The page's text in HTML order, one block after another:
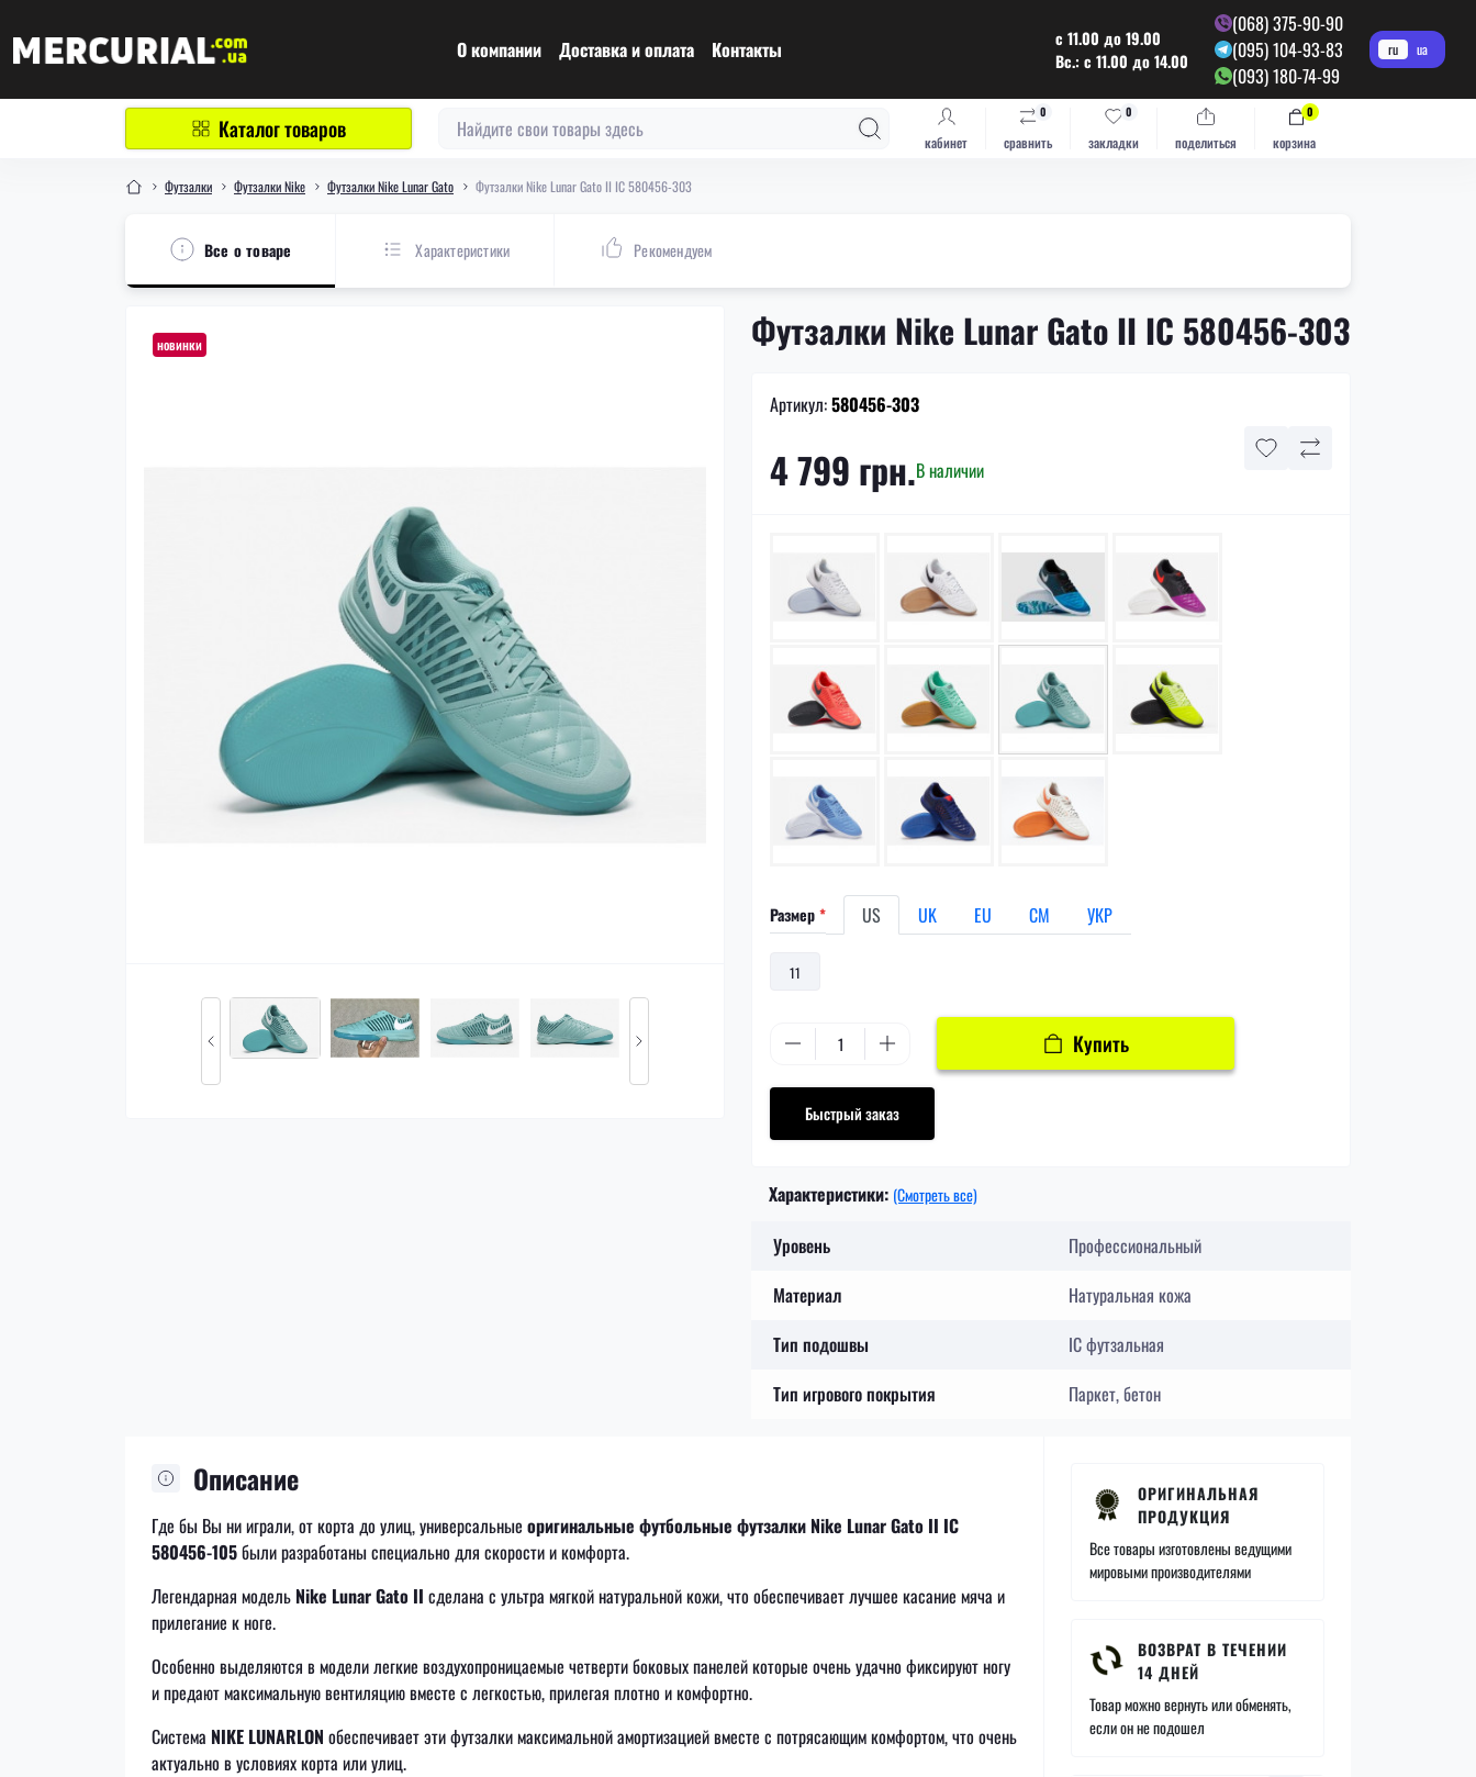
О компании Доставка и оплата Контакты
с 11.00 до 19.00
Вс.: с 11.00 до 14.00
(068) 375-90-90
(095) 104-93-83
(093) 180-74-99
ru ua
Каталог товаров кабинет сравнить
0
закладки
0
поделиться корзина
0
Футзалки Футзалки Nike Футзалки Nike Lunar Gato Футзалки Nike Lunar Gato II IC 580456-303
Все о товаре Характеристики Рекомендуем
новинки Футзалки Nike Lunar Gato II IC 580456-303
Артикул:580456-303
4 799 грн.В наличии
Размер* US UK EU СМ УКР
11
Купить
Быстрый заказ
Характеристики: (Смотреть все)
Уровень
Профессиональный
Материал
Натуральная кожа
Тип подошвы
IC футзальная
Тип игрового покрытия
Паркет, бетон
Описание
Где бы Вы ни играли, от корта до улиц, универсальные оригинальные футбольные футзалки Nike Lunar Gato II IC
580456-105были разработаны специально для скорости и комфорта.
Легендарная модель Nike Lunar Gato II сделана с ультра мягкой натуральной кожи, что обеспечивает лучшее касание мяча и
прилегание к ноге.
Особенно выделяются в модели легкие воздухопроницаемые четверти боковых панелей которые очень удачно фиксируют ногу
и предают максимальную вентиляцию вместе с легкостью, прилегая плотно и комфортно.
Система NIKE LUNARLON обеспечивает эти футзалки максимальной амортизацией вместе с потрясающим комфортом, что очень
актуально в условиях корта или улиц.
ОРИГИНАЛЬНАЯ
ПРОДУКЦИЯ
Все товары изготовлены ведущими
мировыми производителями
ВОЗВРАТ В ТЕЧЕНИИ
14 ДНЕЙ
Товар можно вернуть или обменять,
если он не подошел